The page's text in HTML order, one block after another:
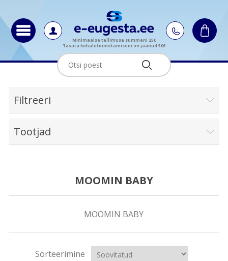
Minimaalse tellimuse summani 25€
Tasuta kohaletoimetamiseni on jäänud 50€
Filtreeri
Tootjad
MOOMIN BABY
MOOMIN BABY
Sorteerimine